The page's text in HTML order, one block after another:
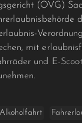
(OVG)
mit
und E-
Alkoholfahrt